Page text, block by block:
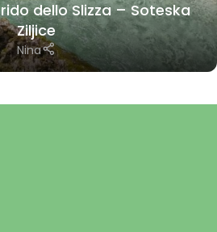
dello Slizza – Soteska
Ziljice
Nina